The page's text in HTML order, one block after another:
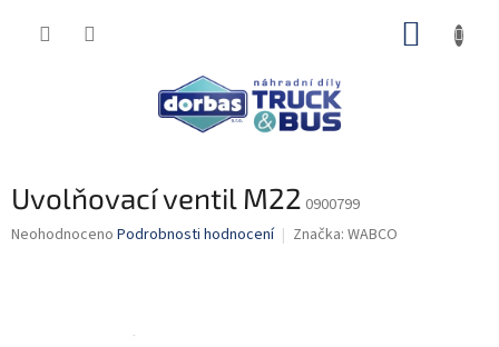
Uvolňovací ventil M22 0900799
Průměrné
Neohodnoceno Podrobnosti hodnocení Značka: WABCO